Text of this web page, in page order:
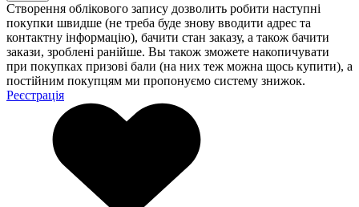
Створення облікового запису дозволить робити наступні
покупки швидше (не треба буде знову вводити адрес та
контактну інформацію), бачити стан заказу, а також бачити
закази, зроблені ранійше. Вы також зможете накопичувати
при покупках призові бали (на них теж можна щось купити), а
постійним покупцям ми пропонуємо систему знижок.
Реєстрація